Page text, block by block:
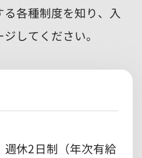
各種制度を知り、入
してください。
休2日制（年次有給